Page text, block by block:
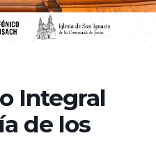
Integral
de los